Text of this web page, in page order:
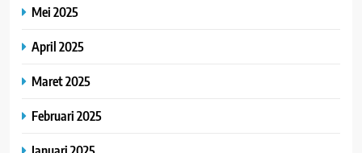
Mei 2025
April 2025
Maret 2025
Februari 2025